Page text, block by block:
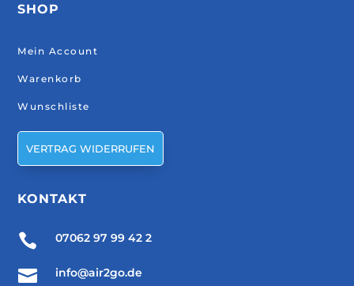
SHOP
Mein Account
Warenkorb
Wunschliste
VERTRAG WIDERRUFEN
KONTAKT
 07062 97 99 42 2
 info@air2go.de